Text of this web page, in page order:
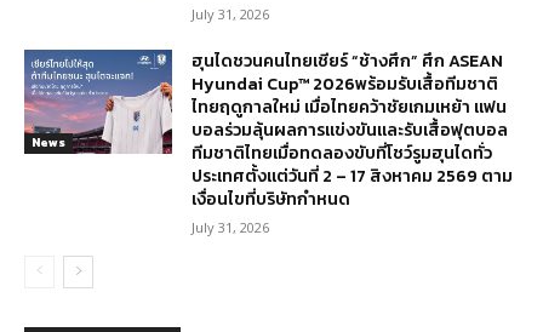
July 31, 2026
News
ฮุนไดชวนคนไทยเชียร์ “ช้างศึก” ศึก ASEAN
Hyundai Cup™ 2026พร้อมรับเสื้อทีมชาติ
ไทยฤดูกาลใหม่ เมื่อไทยคว้าชัยเกมเหย้า แฟน
บอลร่วมลุ้นผลการแข่งขันและรับเสื้อฟุตบอล
ทีมชาติไทยเมื่อทดลองขับที่โชว์รูมฮุนไดทั่ว
ประเทศตั้งแต่วันที่ 2 – 17 สิงหาคม 2569 ตาม
เงื่อนไขที่บริษัทกำหนด
July 31, 2026